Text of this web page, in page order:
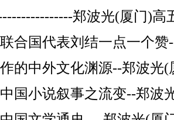
郑波光(厦门)高
合国代表刘结一点一个
的中外文化渊源--郑波光
国小说叙事之流变--郑波